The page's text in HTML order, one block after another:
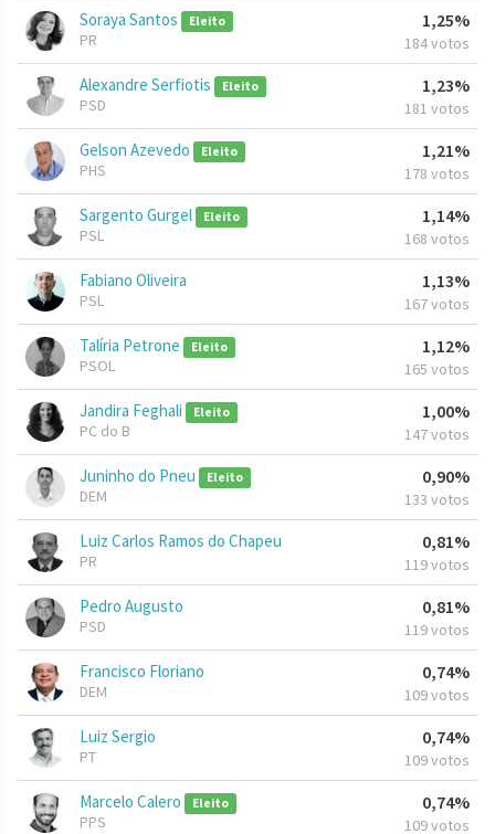
Soraya Santos Eleito
PR
1,25%
184 votos
Alexandre Serfiotis Eleito
PSD
1,23%
181 votos
Gelson Azevedo Eleito
PHS
1,21%
178 votos
Sargento Gurgel Eleito
PSL
1,14%
168 votos
Fabiano Oliveira
PSL
1,13%
167 votos
Talíria Petrone Eleito
PSOL
1,12%
165 votos
Jandira Feghali Eleito
PC do B
1,00%
147 votos
Juninho do Pneu Eleito
DEM
0,90%
133 votos
Luiz Carlos Ramos do Chapeu
PR
0,81%
119 votos
Pedro Augusto
PSD
0,81%
119 votos
Francisco Floriano
DEM
0,74%
109 votos
Luiz Sergio
PT
0,74%
109 votos
Marcelo Calero Eleito
PPS
0,74%
109 votos